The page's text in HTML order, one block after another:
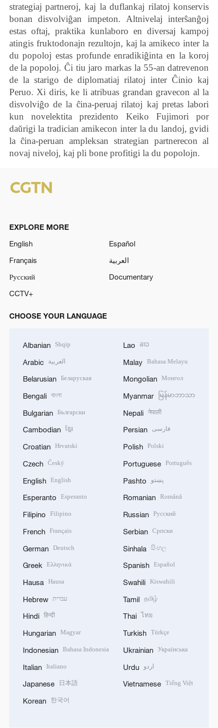
strategiaj partneroj, kaj la duflankaj rilatoj konservis
bonan disvolviĝan impeton. Altnivelaj interŝanĝoj
estas oftaj, praktika kunlaboro en diversaj kampoj
atingis fruktodonajn rezultojn, kaj la amikeco inter la
du popoloj estas profunde enradikiĝinta en la koroj
de la popoloj. Ĉi tiu jaro markas la 55-an datrevenon
de la starigo de diplomatiaj rilatoj inter Ĉinio kaj
Peruo. Xi diris, ke li atribuas grandan gravecon al la
disvolviĝo de la ĉina-peruaj rilatoj kaj pretas labori
kun novelektita prezidento Keiko Fujimori por
daŭrigi la tradician amikecon inter la du landoj, gvidi
la ĉina-peruan ampleksan strategian partnerecon al
novaj niveloj, kaj pli bone profitigi la du popolojn.
EXPLORE MORE
English
Español
Français
العربية
Русский
Documentary
CCTV+
CHOOSE YOUR LANGUAGE
Albanian Shqip
Arabic العربية
Belarusian Беларуская
Bengali বাংলা
Bulgarian Български
Cambodian ខ្មែរ
Croatian Hrvatski
Czech Český
English English
Esperanto Esperanto
Filipino Filipino
French Français
German Deutsch
Greek Ελληνικά
Hausa Hausa
Hebrew עברית
Hindi हिन्दी
Hungarian Magyar
Indonesian Bahasa Indonesia
Italian Italiano
Japanese 日本語
Korean 한국어
Lao ລາວ
Malay Bahasa Melayu
Mongolian Монгол
Myanmar မြန်မာဘာသာ
Nepali नेपाली
Persian فارسی
Polish Polski
Portuguese Português
Pashto پښتو
Romanian Română
Russian Русский
Serbian Српски
Sinhala සිංහල
Spanish Español
Swahili Kiswahili
Tamil தமிழ்
Thai ไทย
Turkish Türkçe
Ukrainian Українська
Urdu اردو
Vietnamese Tiếng Việt